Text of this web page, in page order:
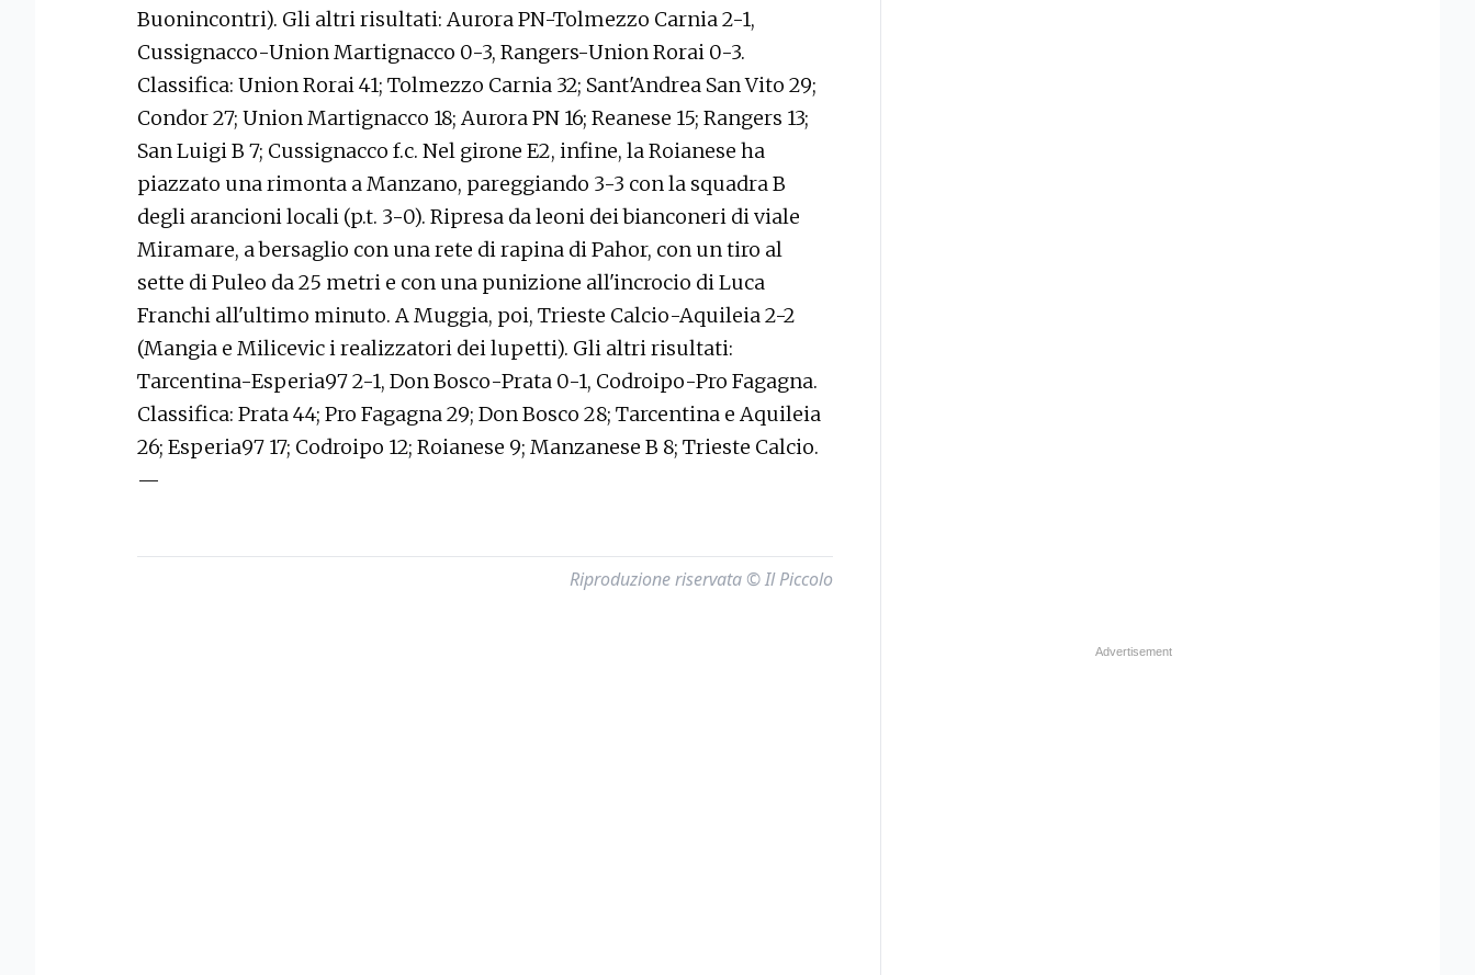
Buonincontri). Gli altri risultati: Aurora PN-Tolmezzo Carnia 2-1,
Cussignacco-Union Martignacco 0-3, Rangers-Union Rorai 0-3.
Classifica: Union Rorai 41; Tolmezzo Carnia 32; Sant'Andrea San Vito 29;
Condor 27; Union Martignacco 18; Aurora PN 16; Reanese 15; Rangers 13;
San Luigi B 7; Cussignacco f.c. Nel girone E2, infine, la Roianese ha
piazzato una rimonta a Manzano, pareggiando 3-3 con la squadra B
degli arancioni locali (p.t. 3-0). Ripresa da leoni dei bianconeri di viale
Miramare, a bersaglio con una rete di rapina di Pahor, con un tiro al
sette di Puleo da 25 metri e con una punizione all'incrocio di Luca
Franchi all'ultimo minuto. A Muggia, poi, Trieste Calcio-Aquileia 2-2
(Mangia e Milicevic i realizzatori dei lupetti). Gli altri risultati:
Tarcentina-Esperia97 2-1, Don Bosco-Prata 0-1, Codroipo-Pro Fagagna.
Classifica: Prata 44; Pro Fagagna 29; Don Bosco 28; Tarcentina e Aquileia
26; Esperia97 17; Codroipo 12; Roianese 9; Manzanese B 8; Trieste Calcio.
—
Riproduzione riservata © Il Piccolo